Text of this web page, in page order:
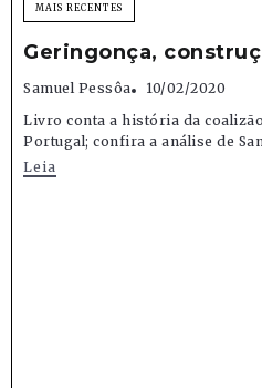
MAIS RECENTES
Geringonça,
Samuel Pessôa
10/02/2020
Livro conta a história da
Portugal; confira a análise de
Leia